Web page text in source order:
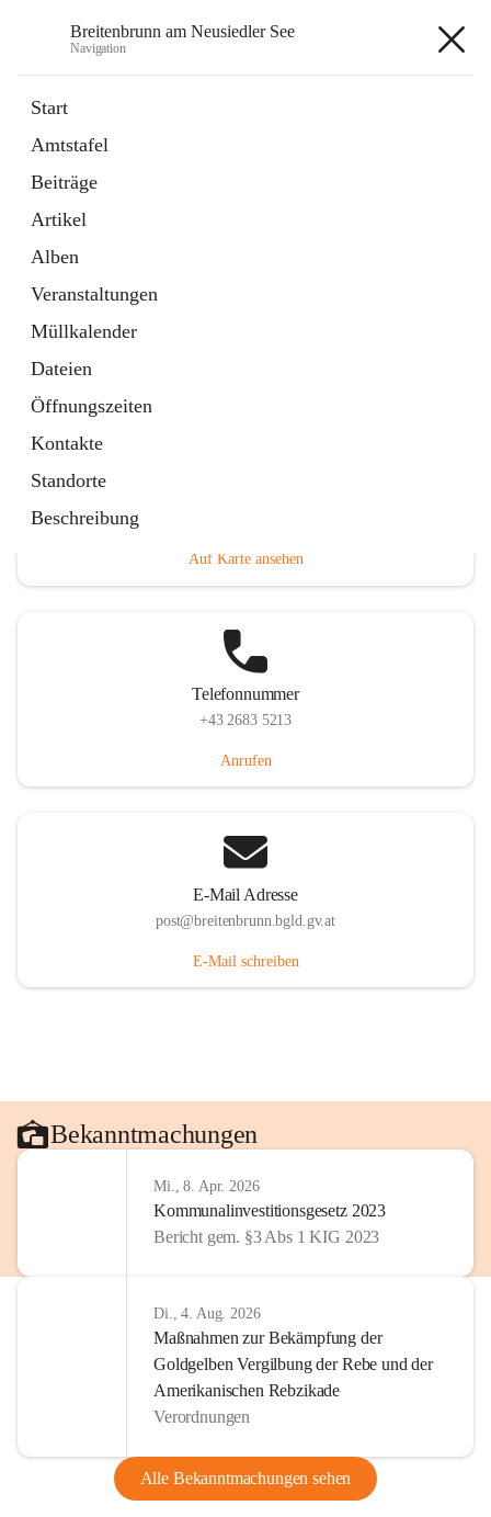
Breitenbrunn am Neusiedler See
Navigation
Start
Amtstafel
Beiträge
Artikel
Alben
Veranstaltungen
Müllkalender
Dateien
Öffnungszeiten
Kontakte
Standorte
Beschreibung
18 Schnellzugriffe
Gemeindeservice
Auf Karte ansehen
Telefonnummer
+43 2683 5213
Anrufen
E-Mail Adresse
post@breitenbrunn.bgld.gv.at
E-Mail schreiben
Bekanntmachungen
Mi., 8. Apr. 2026
Kommunalinvestitionsgesetz 2023
Bericht gem. §3 Abs 1 KIG 2023
Di., 4. Aug. 2026
Maßnahmen zur Bekämpfung der
Goldgelben Vergilbung der Rebe und der
Amerikanischen Rebzikade
Verordnungen
Alle Bekanntmachungen sehen